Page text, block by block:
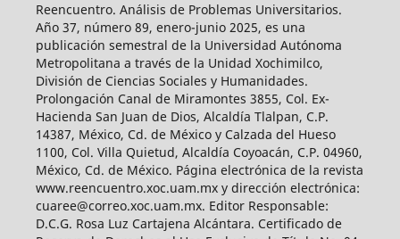
Reencuentro. Análisis de Problemas Universitarios.
Año 37, número 89, enero-junio 2025, es una
publicación semestral de la Universidad Autónoma
Metropolitana a través de la Unidad Xochimilco,
División de Ciencias Sociales y Humanidades.
Prolongación Canal de Miramontes 3855, Col. Ex-
Hacienda San Juan de Dios, Alcaldía Tlalpan, C.P.
14387, México, Cd. de México y Calzada del Hueso
1100, Col. Villa Quietud, Alcaldía Coyoacán, C.P. 04960,
México, Cd. de México. Página electrónica de la revista
www.reencuentro.xoc.uam.mx y dirección electrónica:
cuaree@correo.xoc.uam.mx. Editor Responsable:
D.C.G. Rosa Luz Cartajena Alcántara. Certificado de